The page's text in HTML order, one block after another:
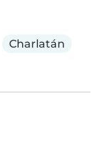
Charlatán